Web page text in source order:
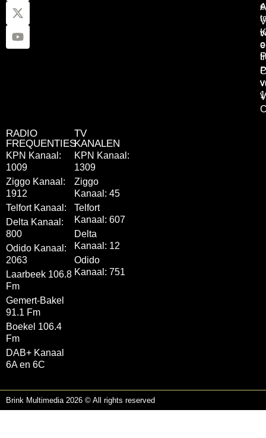
RADIO
FREQUENTIES
KPN Kanaal:
1009
Ziggo Kanaal:
1912
Telfort Kanaal:
Delta Kanaal:
800
Odido Kanaal:
2063
Laarbeek 106.8
Fm
Gemert-Bakel
91.1 Fm
Boekel 106.4
Fm
DAB+ Kanaal
6A en 6C
TV
KANALEN
KPN Kanaal:
1309
Ziggo
Kanaal: 45
Telfort
Kanaal: 607
Delta
Kanaal: 12
Odido
Kanaal: 751
Brink Multimedia 2026 © All rights reserved